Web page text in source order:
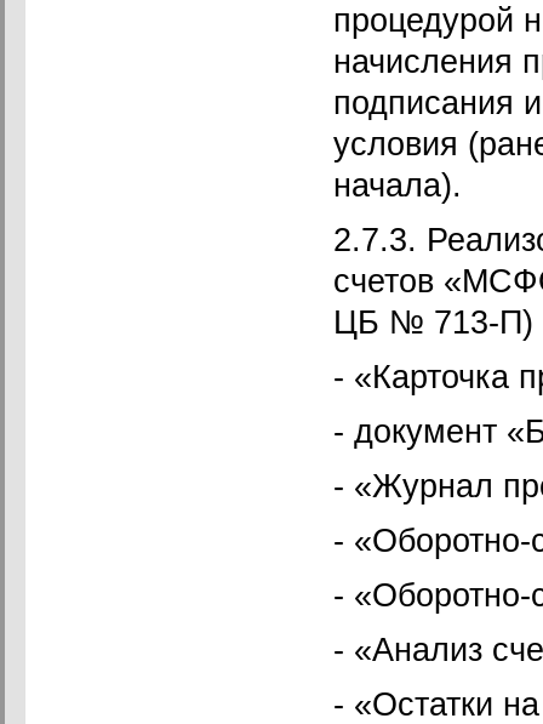
процедурой
начисления
подписания
условия
начала).
2.7.3.
счетов
ЦБ № 713-П)
- «Карточка
- документ
- «Журнал
- «Оборотно-
- «Оборотно-
- «Анализ
- «Остатки